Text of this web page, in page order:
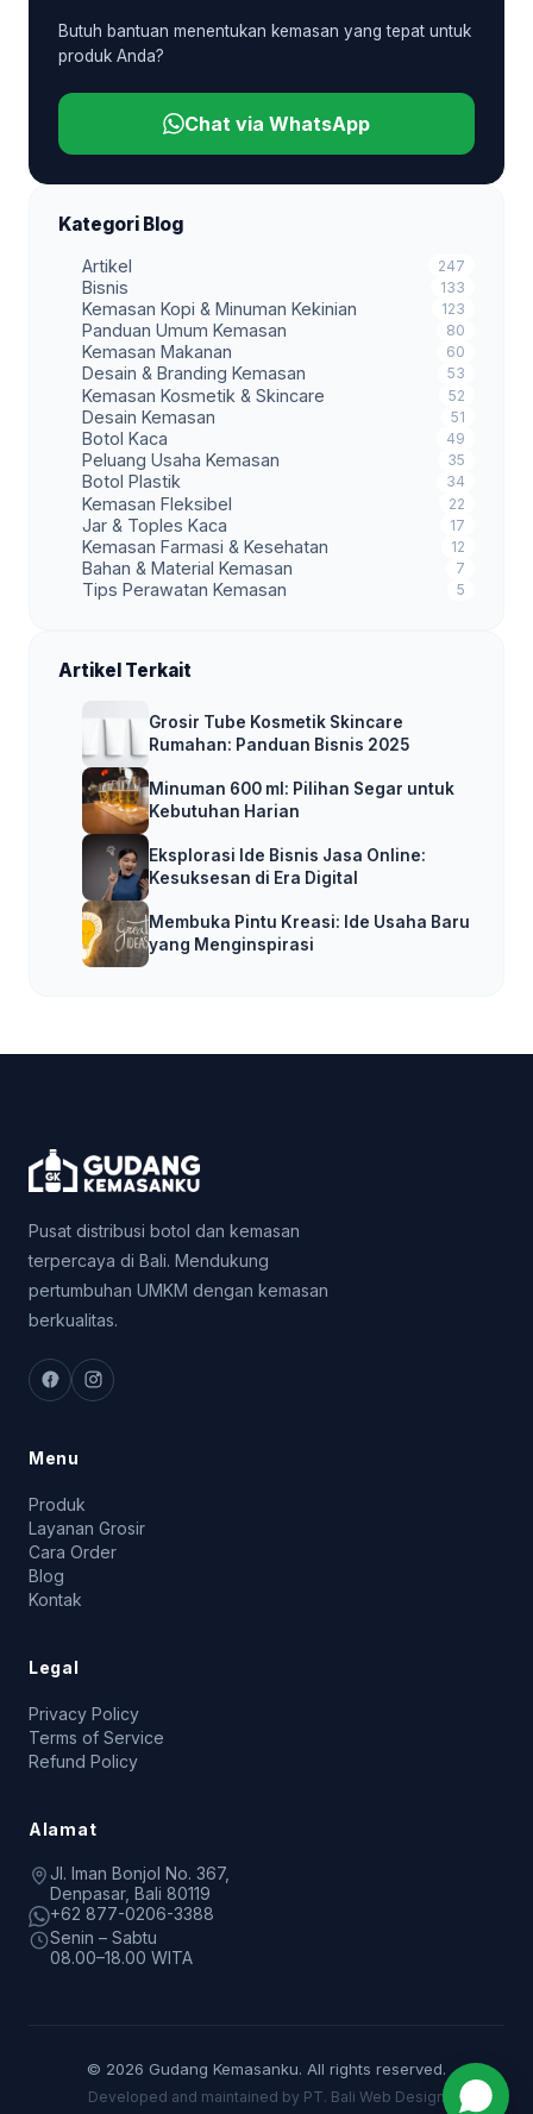
Butuh bantuan menentukan kemasan yang tepat untuk
produk Anda?
Chat via WhatsApp
Kategori Blog
Artikel 247
Bisnis 133
Kemasan Kopi & Minuman Kekinian 123
Panduan Umum Kemasan 80
Kemasan Makanan 60
Desain & Branding Kemasan 53
Kemasan Kosmetik & Skincare 52
Desain Kemasan 51
Botol Kaca 49
Peluang Usaha Kemasan 35
Botol Plastik 34
Kemasan Fleksibel 22
Jar & Toples Kaca 17
Kemasan Farmasi & Kesehatan 12
Bahan & Material Kemasan 7
Tips Perawatan Kemasan 5
Artikel Terkait
Grosir Tube Kosmetik Skincare
Rumahan: Panduan Bisnis 2025
Minuman 600 ml: Pilihan Segar untuk
Kebutuhan Harian
Eksplorasi Ide Bisnis Jasa Online:
Kesuksesan di Era Digital
Membuka Pintu Kreasi: Ide Usaha Baru
yang Menginspirasi
Pusat distribusi botol dan kemasan
terpercaya di Bali. Mendukung
pertumbuhan UMKM dengan kemasan
berkualitas.
Menu
Produk
Layanan Grosir
Cara Order
Blog
Kontak
Legal
Privacy Policy
Terms of Service
Refund Policy
Alamat
Jl. Iman Bonjol No. 367,
Denpasar, Bali 80119
+62 877-0206-3388
Senin – Sabtu
08.00–18.00 WITA
© 2026 Gudang Kemasanku. All rights reserved.
Developed and maintained by PT. Bali Web Design